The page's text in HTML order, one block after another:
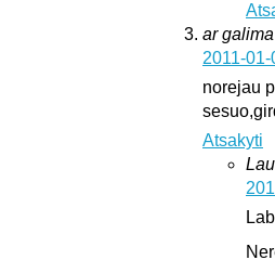
ar
2011-
norejau
Atsakyti